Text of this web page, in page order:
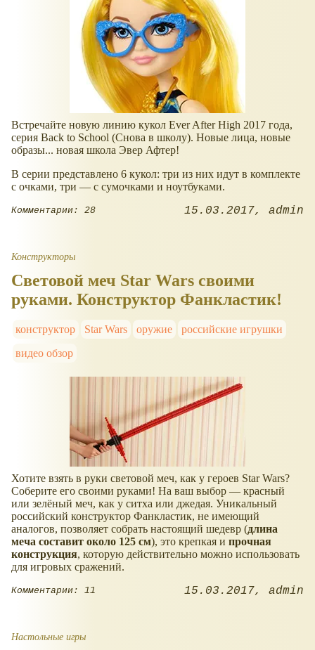
Встречайте новую линию кукол Ever After High 2017 года,
серия Back to School (Снова в школу). Новые лица, новые
образы... новая школа Эвер Афтер!
В серии представлено 6 кукол: три из них идут в комплекте
с очками, три — с сумочками и ноутбуками.
Комментарии: 28 15.03.2017 admin
Конструкторы
Световой меч Star Wars своими
руками. Конструктор Фанкластик!
конструктор Star Wars оружие
российские игрушки
видео обзор
Хотите взять в руки световой меч, как у героев Star Wars?
Соберите его своими руками! На ваш выбор — красный
или зелёный меч, как у ситха или джедая. Уникальный
российский конструктор Фанкластик, не имеющий
аналогов, позволяет собрать настоящий шедевр (длина
меча составит около 125 см), это крепкая и прочная
конструкция, которую действительно можно использовать
для игровых сражений.
Комментарии: 11 15.03.2017 admin
Настольные игры